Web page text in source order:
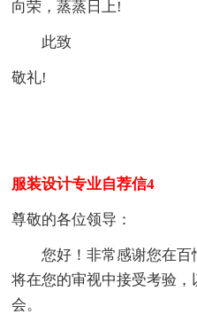
向荣，蒸蒸日上!
此致
敬礼!
服装设计专业自荐信4
尊敬的各位领导：
您好！非常感谢您在百
将在您的审视中接受考验
会。